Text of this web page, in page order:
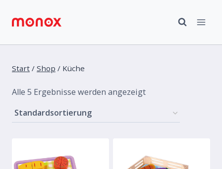
Inhalt
springen
Start / Shop / Küche
Alle 5 Ergebnisse werden angezeigt